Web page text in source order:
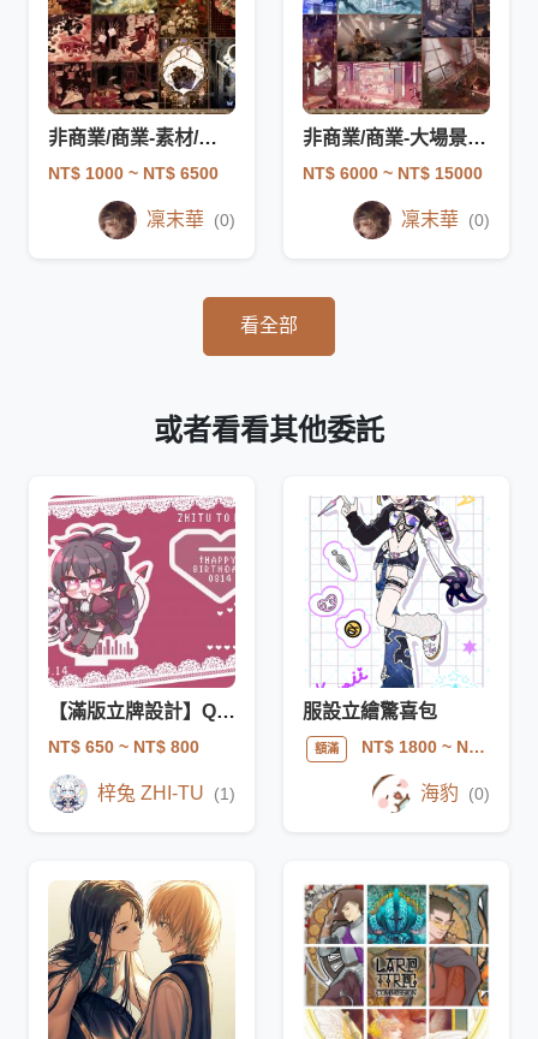
非商業/商業-素材/浮水印/花紋/印象圖/直播介面委託
NT$ 1000 ~ NT$ 6500
凜末華 (0)
非商業/商業-大場景人物插圖委託
NT$ 6000 ~ NT$ 15000
凜末華 (0)
看全部
或者看看其他委託
【滿版立牌設計】Q版全身
NT$ 650 ~ NT$ 800
梓兔 ZHI-TU (1)
服設立繪驚喜包
額滿 NT$ 1800~ NT$ 2000
海豹 (0)